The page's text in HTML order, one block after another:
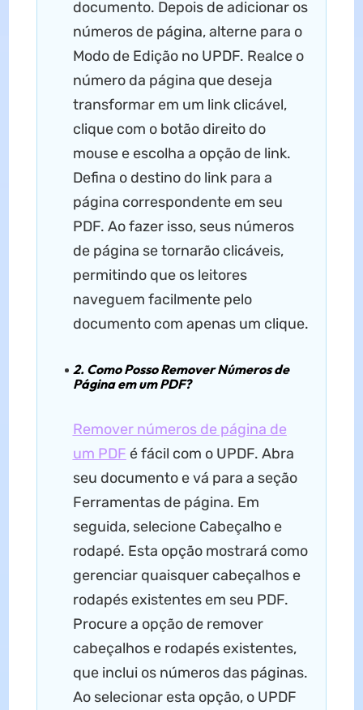
documento. Depois de adicionar os
números de página, alterne para o
Modo de Edição no UPDF. Realce o
número da página que deseja
transformar em um link clicável,
clique com o botão direito do
mouse e escolha a opção de link.
Defina o destino do link para a
página correspondente em seu
PDF. Ao fazer isso, seus números
de página se tornarão clicáveis,
permitindo que os leitores
naveguem facilmente pelo
documento com apenas um clique.
2. Como Posso Remover Números de
Página em um PDF?
Remover números de página de
um PDF é fácil com o UPDF. Abra
seu documento e vá para a seção
Ferramentas de página. Em
seguida, selecione Cabeçalho e
rodapé. Esta opção mostrará como
gerenciar quaisquer cabeçalhos e
rodapés existentes em seu PDF.
Procure a opção de remover
cabeçalhos e rodapés existentes,
que inclui os números das páginas.
Ao selecionar esta opção, o UPDF